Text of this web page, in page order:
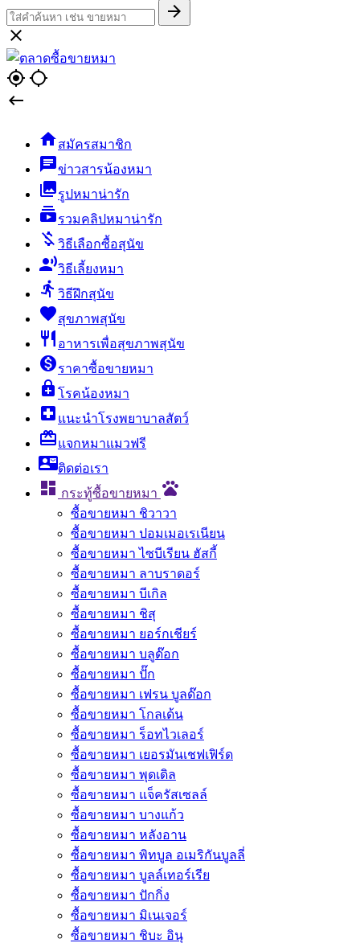


gps_fixed gps_not_fixed

สมัครสมาชิก
chatข่าวสารน้องหมา
collectionsรูปหมาน่ารัก
subscriptionsรวมคลิปหมาน่ารัก
money_off วิธีเลือกซื้อสุนัข
record_voice_overวิธีเลี้ยงหมา
directions_run วิธีฝึกสุนัข
favoriteสุขภาพสุนัข
restaurant อาหารเพื่อสุขภาพสุนัข
monetization_onราคาซื้อขายหมา
enhanced_encryption โรคน้องหมา
local_hospital แนะนำโรงพยาบาลสัตว์
card_giftcardแจกหมาแมวฟรี
contact_mailติดต่อเรา
 กระทู้ซื้อขายหมา pets
ซื้อขายหมา ชิวาวา
ซื้อขายหมา ปอมเมอเรเนียน
ซื้อขายหมา ไซบีเรียน ฮัสกี้
ซื้อขายหมา ลาบราดอร์
ซื้อขายหมา บีเกิล
ซื้อขายหมา ชิสุ
ซื้อขายหมา ยอร์กเชียร์
ซื้อขายหมา บลูด๊อก
ซื้อขายหมา ปั๊ก
ซื้อขายหมา เฟรน บูลด๊อก
ซื้อขายหมา โกลเด้น
ซื้อขายหมา ร็อทไวเลอร์
ซื้อขายหมา เยอรมันเชฟเฟิร์ด
ซื้อขายหมา พุดเดิล
ซื้อขายหมา แจ็ครัสเซลล์
ซื้อขายหมา บางแก้ว
ซื้อขายหมา หลังอาน
ซื้อขายหมา พิทบูล อเมริกันบูลลี่
ซื้อขายหมา บูลล์เทอร์เรีย
ซื้อขายหมา ปักกิ่ง
ซื้อขายหมา มิเนเจอร์
ซื้อขายหมา ชิบะ อินุ